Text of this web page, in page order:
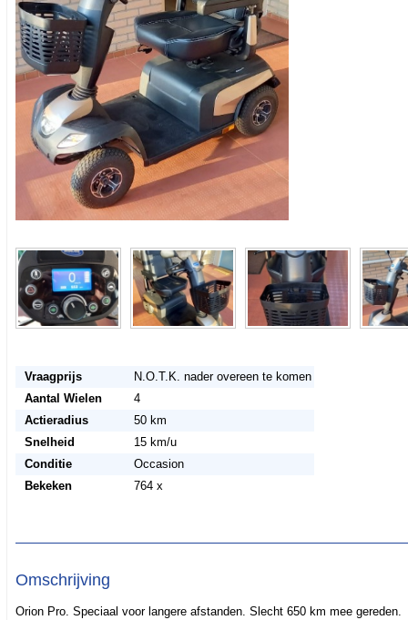
Vraagprijs
N.O.T.K. nader overeen te komen
Aantal Wielen
4
Actieradius
50 km
Snelheid
15 km/u
Conditie
Occasion
Bekeken
764 x
Omschrijving
Orion Pro. Speciaal voor langere afstanden. Slecht 650 km mee gereden.